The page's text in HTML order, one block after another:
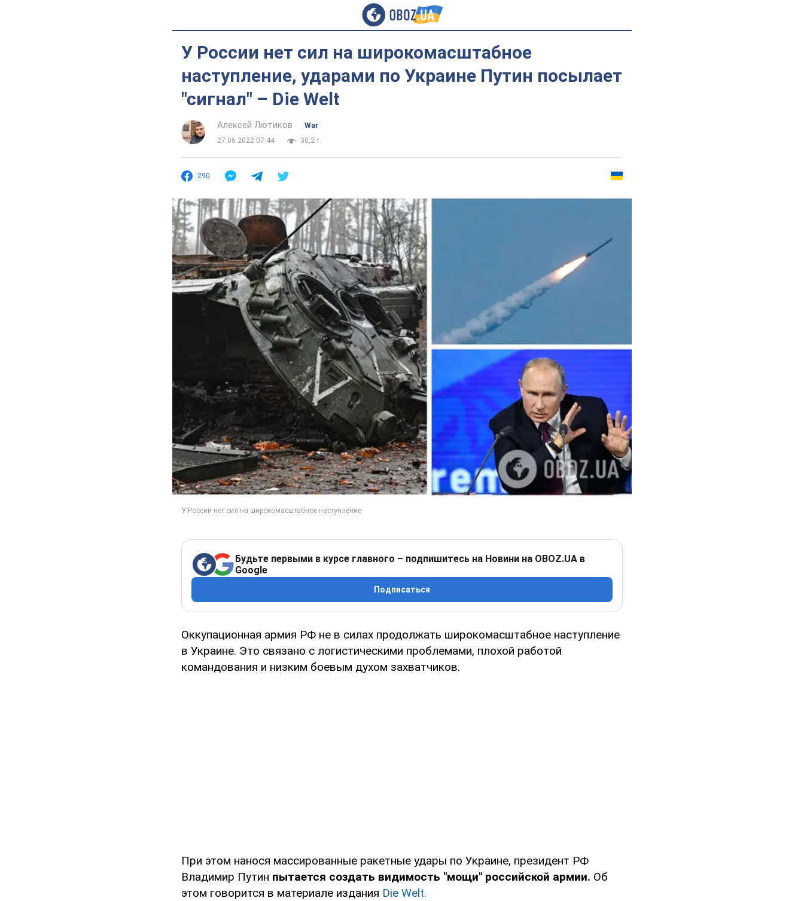
У России нет сил на широкомасштабное
наступление, ударами по Украине Путин посылает
"сигнал" – Die Welt
Алексей Лютиков
War
27.06.2022 07:44
30,2 т.
290
Будьте первыми в курсе главного – подпишитесь на Новини на OBOZ.UA в
Google
Подписаться
Оккупационная армия РФ не в силах продолжать широкомасштабное наступление
в Украине. Это связано с логистическими проблемами, плохой работой
командования и низким боевым духом захватчиков.
При этом нанося массированные ракетные удары по Украине, президент РФ
Владимир Путин пытается создать видимость "мощи" российской армии. Об
этом говорится в материале издания Die Welt.